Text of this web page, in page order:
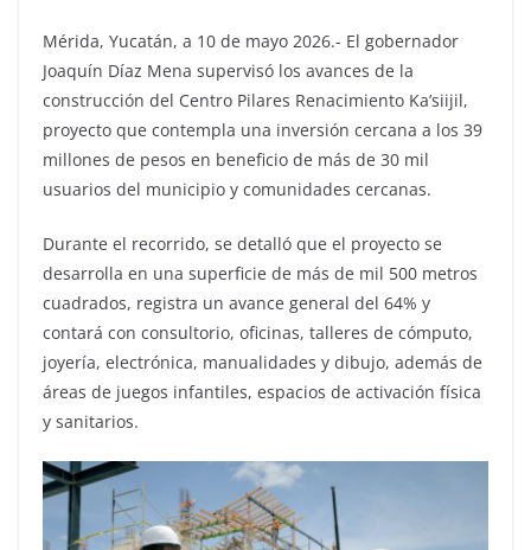
Mérida, Yucatán, a 10 de mayo 2026.- El gobernador
Joaquín Díaz Mena supervisó los avances de la
construcción del Centro Pilares Renacimiento Ka’siijil,
proyecto que contempla una inversión cercana a los 39
millones de pesos en beneficio de más de 30 mil
usuarios del municipio y comunidades cercanas.
Durante el recorrido, se detalló que el proyecto se
desarrolla en una superficie de más de mil 500 metros
cuadrados, registra un avance general del 64% y
contará con consultorio, oficinas, talleres de cómputo,
joyería, electrónica, manualidades y dibujo, además de
áreas de juegos infantiles, espacios de activación física
y sanitarios.